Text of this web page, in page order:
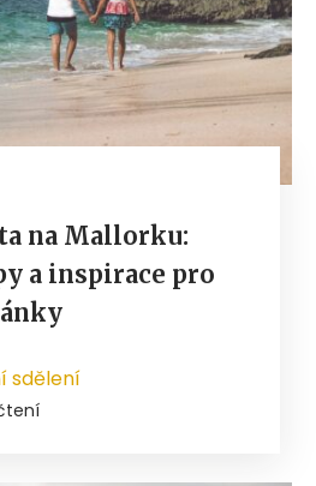
na Mallorku:
a inspirace pro
sdělení